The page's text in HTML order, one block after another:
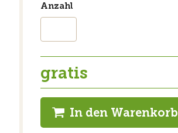
Anzahl
gratis
In den Warenkorb